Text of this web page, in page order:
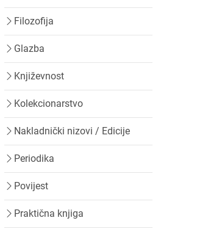
Filozofija
Glazba
Književnost
Kolekcionarstvo
Nakladnički nizovi / Edicije
Periodika
Povijest
Praktična knjiga